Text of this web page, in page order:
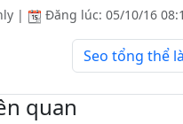
| Đăng lúc: 05/10/16
Seo tổng thể
quan